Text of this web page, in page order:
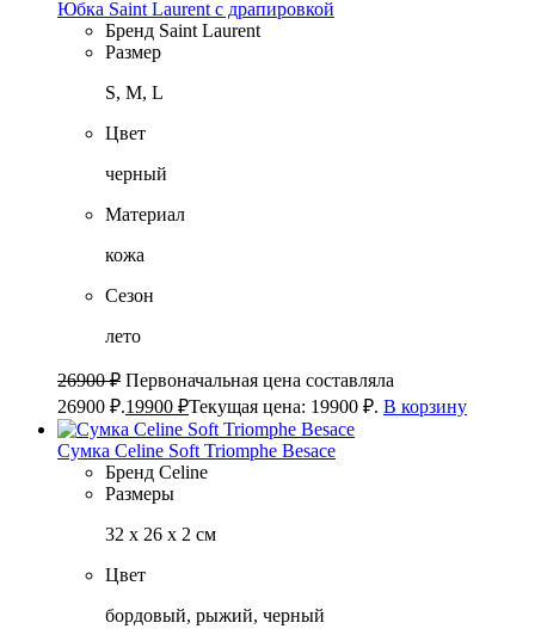
Юбка Saint Laurent с драпировкой
Бренд Saint Laurent
Размер
S, M, L
Цвет
черный
Материал
кожа
Сезон
лето
26900₽ Первоначальная цена составляла
26900 ₽.19900 ₽Текущая цена: 19900 ₽. В корзину
Сумка Celine Soft Triomphe Besace
Бренд Celine
Размеры
32 х 26 х 2 см
Цвет
бордовый, рыжий, черный